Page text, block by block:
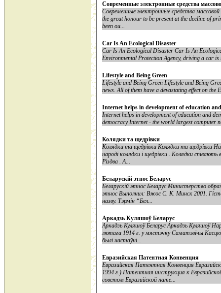
Современные электронные средства
Современные электронные средства
the great honour to be present at the decline of
been ou...
Car Is An Ecological Disaster
Car Is An Ecological Disaster Car Is An
Environmental Protection Agency, driving a car
Lifestyle and Being Green
Lifestyle and Being Green Lifestyle and Being
news. All of them have a devastating effect on
Internet helps in development of education
Internet helps in development of education and
democracy Internet - the world largest computer
Колядки та щедрівки
Колядки та щедрівки Колядки та щедрівки
народі колядки і щедрівки . Колядки співають
Різдва . А...
Беларускій этнос Беларус
Беларускій этнос Беларус Министерство
этнос Выполнил: Вжос С. К. Минск 2001.
назву. Тэрмiн “Бел...
Аркадзь Куляшоў Беларус
Аркадзь Куляшоў Беларус Аркадзь Куляшоў
лютага 1914 г. у мястэчку Саматэвічы
былі настаўні...
Евразийская Патентная Конвенция
Евразийская Патентная Конвенция
1994 г.) Патентная инструкция к
советом Евразийской пате...